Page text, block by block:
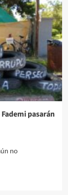
pasarán
no